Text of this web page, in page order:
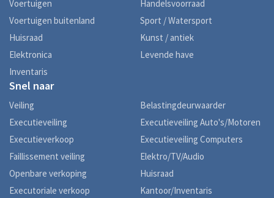
Voertuigen
Voertuigen buitenland
Huisraad
Elektronica
Inventaris
Handelsvoorraad
Sport / Watersport
Kunst / antiek
Levende have
Snel naar
Veiling
Executieveiling
Executieverkoop
Faillissement veiling
Openbare verkoping
Executoriale verkoop
Belastingdeurwaarder
Executieveiling Auto's/Motoren
Executieveiling Computers
Elektro/TV/Audio
Huisraad
Kantoor/Inventaris